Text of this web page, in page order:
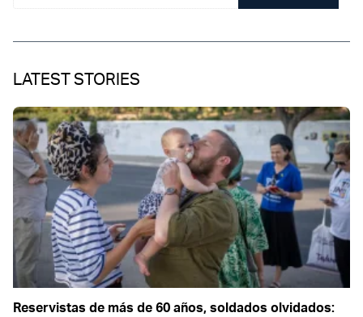
LATEST STORIES
Reservistas de más de 60 años, soldados olvidados: